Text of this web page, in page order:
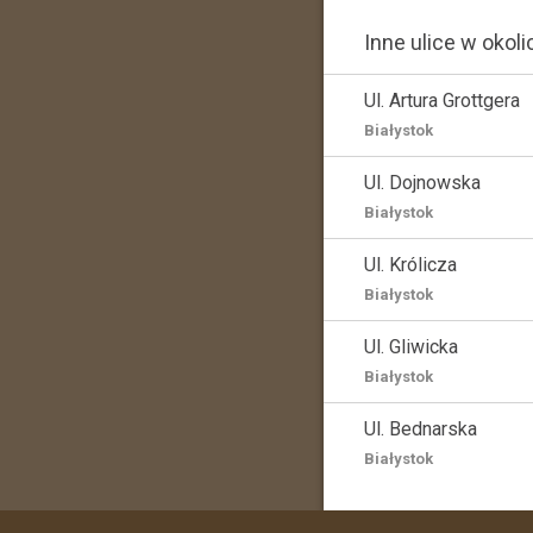
Inne ulice w
Ul. Artura Grottgera
Białystok
Ul. Dojnowska
Białystok
Ul. Królicza
Białystok
Ul. Gliwicka
Białystok
Ul. Bednarska
Białystok